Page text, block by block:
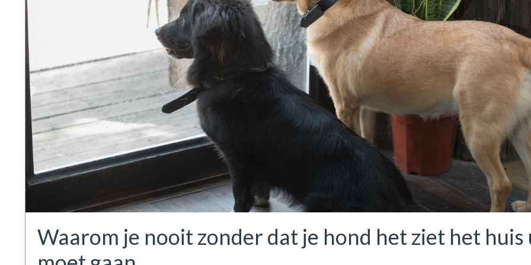
Waarom je nooit zonder dat je hond het ziet het huis